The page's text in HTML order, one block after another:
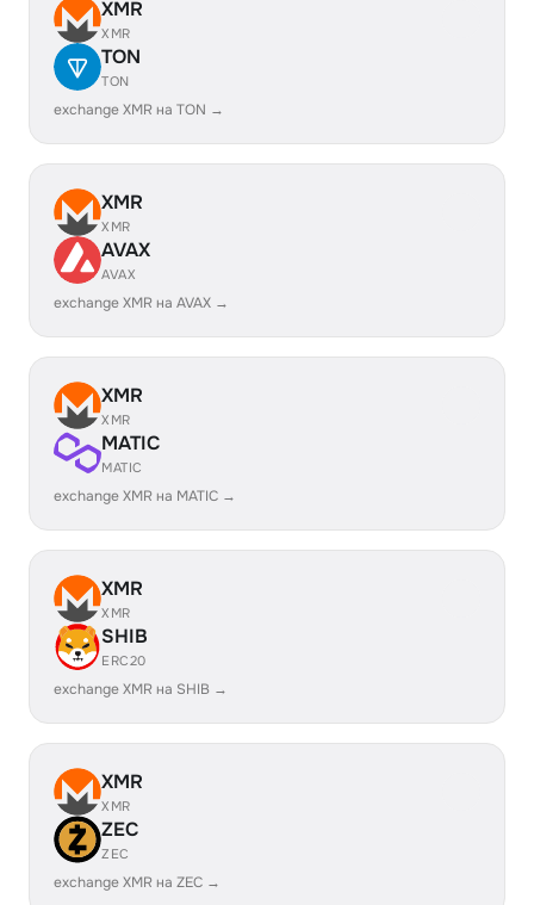
XMR
XMR
TON
TON
exchange XMR на TON →
XMR
XMR
AVAX
AVAX
exchange XMR на AVAX →
XMR
XMR
MATIC
MATIC
exchange XMR на MATIC →
XMR
XMR
SHIB
ERC20
exchange XMR на SHIB →
XMR
XMR
ZEC
ZEC
exchange XMR на ZEC →